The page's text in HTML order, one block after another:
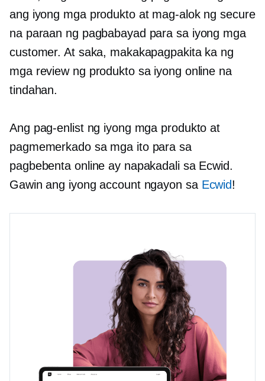
ang iyong mga produkto at mag-alok ng secure
na paraan ng pagbabayad para sa iyong mga
customer. At saka, makakapagpakita ka ng
mga review ng produkto sa iyong online na
tindahan.
Ang pag-enlist ng iyong mga produkto at
pagmemerkado sa mga ito para sa
pagbebenta online ay napakadali sa Ecwid.
Gawin ang iyong account ngayon sa Ecwid!